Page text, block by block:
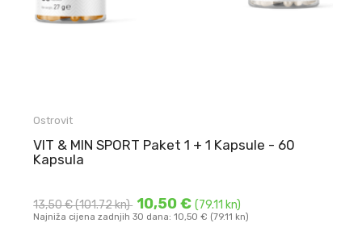
Ostrovit
VIT & MIN SPORT Paket 1 + 1 Kapsule - 60
Kapsula
13,50 €(101.72 kn) 10,50 €(79.11 kn)
Najniža cijena zadnjih 30 dana: 10,50 € (79.11 kn)